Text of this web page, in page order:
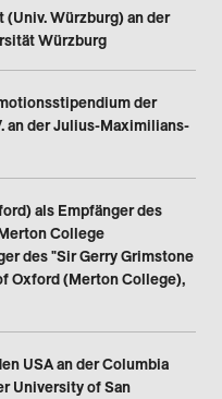
Würzburg) an der
Würzburg
der
an der Julius-Maximilians-
als Empfänger des
College
des "Sir Gerry Grimstone
Oxford (Merton College),
USA an der Columbia
University of San